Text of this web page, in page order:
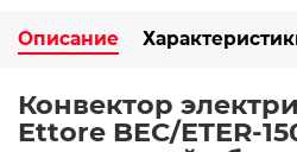
Описание
Конвектор
Ettore BEC/ETER-